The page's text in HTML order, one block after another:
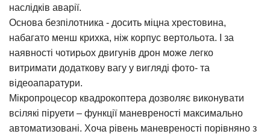
наслідків аварії.
Основа безпілотника - досить міцна хрестовина,
набагато менш крихка, ніж корпус вертольота. І за
наявності чотирьох двигунів дрон може легко
витримати додаткову вагу у вигляді фото- та
відеоапаратури.
Мікропроцесор квадрокоптера дозволяє виконувати
всілякі піруети – функції маневреності максимально
автоматизовані. Хоча рівень маневреності порівняно з